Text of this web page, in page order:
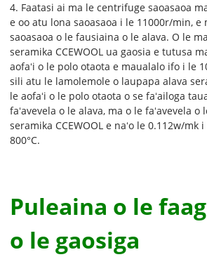
4. Faatasi ai ma le centrifuge saoasaoa
e oo atu lona saoasaoa i le 11000r/min, e
saoasaoa o le fausiaina o le alava. O le
seramika CCEWOOL ua gaosia e tutusa
aofaʻi o le polo otaota e maualalo ifo i le
sili atu le lamolemole o laupapa alava
le aofaʻi o le polo otaota o se faʻailoga
faʻavevela o le alava, ma o le faʻavevela
seramika CCEWOOL e naʻo le 0.112w/mk
800°C.
Puleaina o le
o le gaosiga